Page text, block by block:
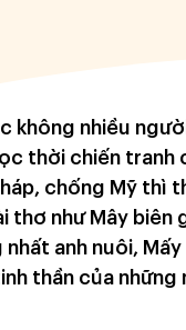
không nhiều
thời chiến
chống Mỹ thì
thơ như Mây biên
anh nuôi,
thần của những